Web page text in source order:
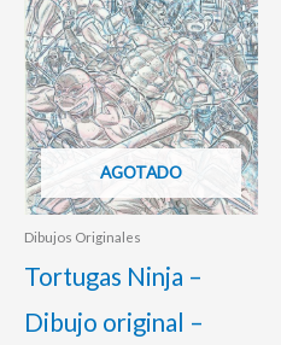
AGOTADO
Dibujos Originales
Tortugas Ninja –
Dibujo original –